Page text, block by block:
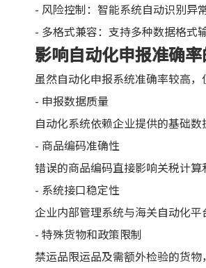
- 风险控制：智能系统自动识别异
- 多格式兼容：支持多种数据格式
影响自动化申报准确
虽然自动化申报系统准确率较高，
- 申报数据质量
自动化系统依赖企业提供的基础
- 商品编码准确性
错误的商品编码直接影响关税计
- 系统接口稳定性
企业内部管理系统与海关自动化
- 特殊货物和政策限制
禁运品限运品及需额外检验的货